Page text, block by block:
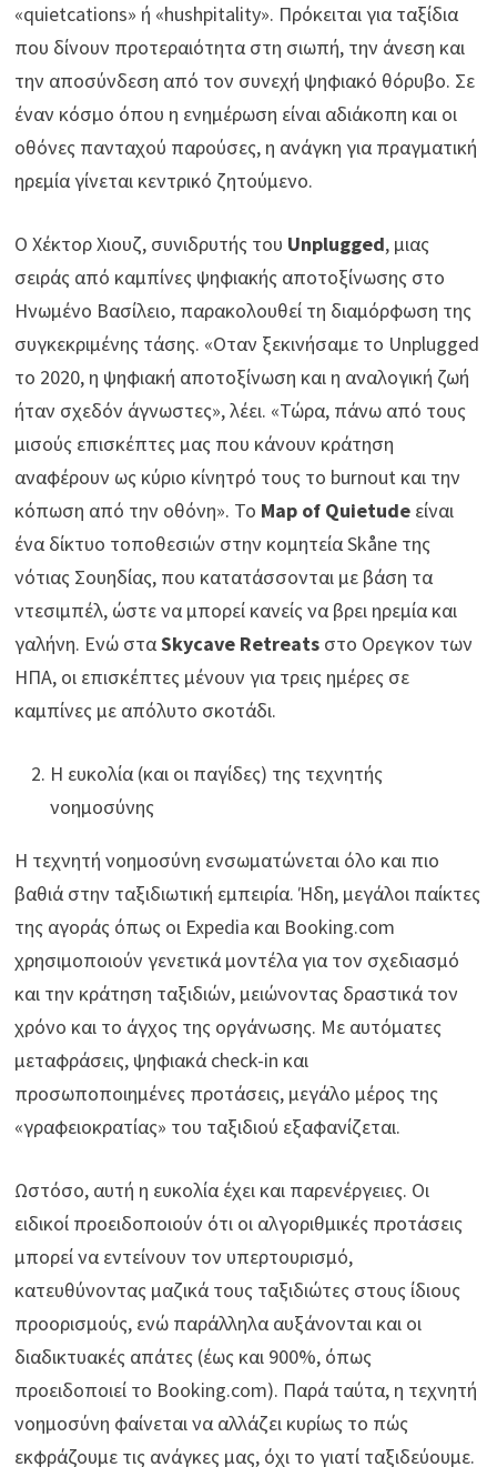
«quietcations» ή «hushpitality». Πρόκειται για ταξίδια
που δίνουν προτεραιότητα στη σιωπή, την άνεση και
την αποσύνδεση από τον συνεχή ψηφιακό θόρυβο. Σε
έναν κόσμο όπου η ενημέρωση είναι αδιάκοπη και οι
οθόνες πανταχού παρούσες, η ανάγκη για πραγματική
ηρεμία γίνεται κεντρικό ζητούμενο.
Ο Χέκτορ Χιουζ, συνιδρυτής του Unplugged, μιας
σειράς από καμπίνες ψηφιακής αποτοξίνωσης στο
Ηνωμένο Βασίλειο, παρακολουθεί τη διαμόρφωση της
συγκεκριμένης τάσης. «Οταν ξεκινήσαμε το Unplugged
το 2020, η ψηφιακή αποτοξίνωση και η αναλογική ζωή
ήταν σχεδόν άγνωστες», λέει. «Τώρα, πάνω από τους
μισούς επισκέπτες μας που κάνουν κράτηση
αναφέρουν ως κύριο κίνητρό τους το burnout και την
κόπωση από την οθόνη». Το Map of Quietude είναι
ένα δίκτυο τοποθεσιών στην κομητεία Skåne της
νότιας Σουηδίας, που κατατάσσονται με βάση τα
ντεσιμπέλ, ώστε να μπορεί κανείς να βρει ηρεμία και
γαλήνη. Ενώ σταSkycave Retreats στο Ορεγκον των
ΗΠΑ, οι επισκέπτες μένουν για τρεις ημέρες σε
καμπίνες με απόλυτο σκοτάδι.
Η ευκολία (και οι παγίδες) της τεχνητής
νοημοσύνης
Η τεχνητή νοημοσύνη ενσωματώνεται όλο και πιο
βαθιά στην ταξιδιωτική εμπειρία. Ήδη, μεγάλοι παίκτες
της αγοράς όπως οι Expedia και Booking.com
χρησιμοποιούν γενετικά μοντέλα για τον σχεδιασμό
και την κράτηση ταξιδιών, μειώνοντας δραστικά τον
χρόνο και το άγχος της οργάνωσης. Με αυτόματες
μεταφράσεις, ψηφιακά check-in και
προσωποποιημένες προτάσεις, μεγάλο μέρος της
«γραφειοκρατίας» του ταξιδιού εξαφανίζεται.
Ωστόσο, αυτή η ευκολία έχει και παρενέργειες. Οι
ειδικοί προειδοποιούν ότι οι αλγοριθμικές προτάσεις
μπορεί να εντείνουν τον υπερτουρισμό,
κατευθύνοντας μαζικά τους ταξιδιώτες στους ίδιους
προορισμούς, ενώ παράλληλα αυξάνονται και οι
διαδικτυακές απάτες (έως και 900%, όπως
προειδοποιεί το Booking.com). Παρά ταύτα, η τεχνητή
νοημοσύνη φαίνεται να αλλάζει κυρίως το πώς
εκφράζουμε τις ανάγκες μας, όχι το γιατί ταξιδεύουμε.